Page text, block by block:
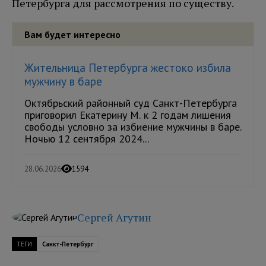
Петербурга для рассмотрения по существу.
Вам будет интересно
Жительница Петербурга жестоко избила
мужчину в баре
Октябрьский районный суд Санкт-Петербурга
приговорил Екатерину М. к 2 годам лишения
свободы условно за избиение мужчины в баре.
Ночью 12 сентября 2024...
28.06.2026 1594
Сергей Агутин
ТЕГИ Санкт-Петербург